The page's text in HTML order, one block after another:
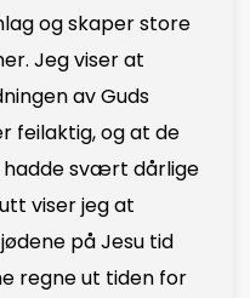
og skaper store
Jeg viser at
av Guds
feilaktig, og at de
svært dårlige
viser jeg at
på Jesu tid
regne ut tiden for